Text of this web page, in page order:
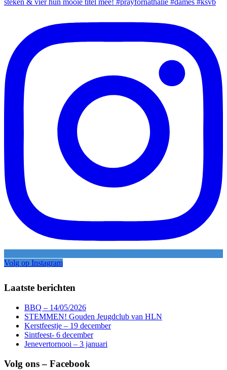
Volg op Instagram
Laatste berichten
BBQ – 14/05/2026
STEMMEN! Gouden Jeugdclub van HLN
Kerstfeestje – 19 december
Sintfeest- 6 december
Jenevertornooi – 3 januari
Volg ons – Facebook